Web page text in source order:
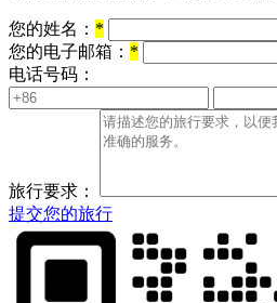
您的姓名： *
您的电子邮箱： *
电话号码：
旅行要求：
提交您的旅行